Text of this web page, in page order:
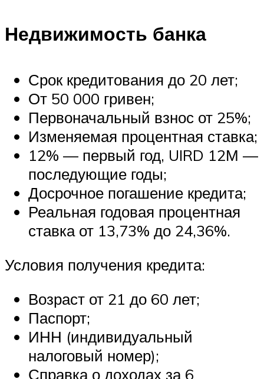
Недвижимость банка
Срок кредитования до 20 лет;
От 50 000 гривен;
Первоначальный взнос от 25%;
Изменяемая процентная ставка;
12% — первый год, UIRD 12М —
последующие годы;
Досрочное погашение кредита;
Реальная годовая процентная
ставка от 13,73% до 24,36%.
Условия получения кредита:
Возраст от 21 до 60 лет;
Паспорт;
ИНН (индивидуальный
налоговый номер);
Справка о доходах за 6